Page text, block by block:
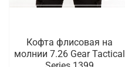
Кофта флисовая на
молнии 7.26 Gear Tactical